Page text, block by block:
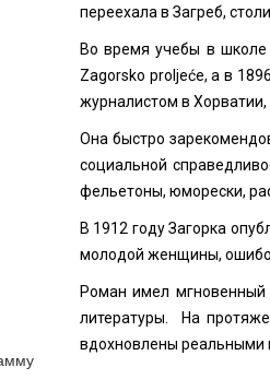
переехала в Загреб,
Во время учебы в школе
Zagorsko proljeće, а в
журналистом в Хорватии,
Она быстро
социальной
фельетоны, юморески,
В 1912 году Загорка
молодой женщины,
Роман имел мгновенный
литературы. На
вдохновлены реальными